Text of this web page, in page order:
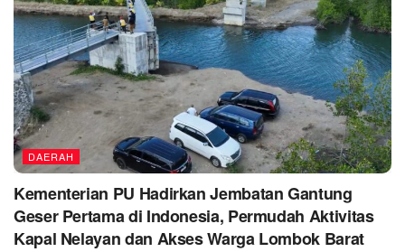
DAERAH
Kementerian PU Hadirkan Jembatan Gantung
Geser Pertama di Indonesia, Permudah Aktivitas
Kapal Nelayan dan Akses Warga Lombok Barat